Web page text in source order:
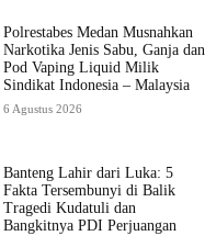
Polrestabes Medan Musnahkan
Narkotika Jenis Sabu, Ganja dan
Pod Vaping Liquid Milik
Sindikat Indonesia – Malaysia
6 Agustus 2026
Banteng Lahir dari Luka: 5
Fakta Tersembunyi di Balik
Tragedi Kudatuli dan
Bangkitnya PDI Perjuangan